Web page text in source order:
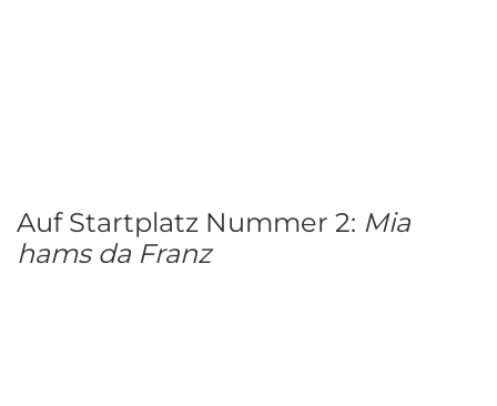
Auf Startplatz Nummer 2: Mia
hams da Franz